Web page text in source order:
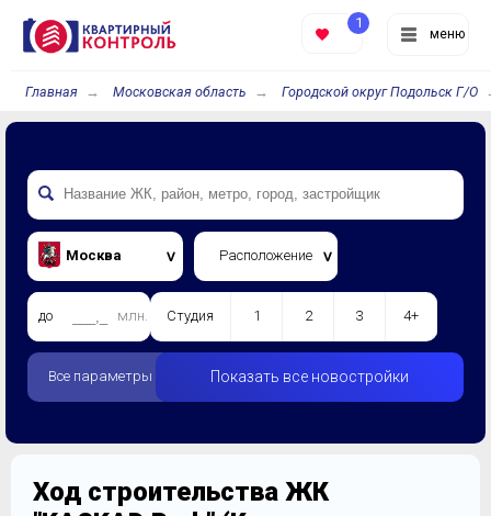
меню
1
Главная Московская область Городской округ Подольск Г/О
Москва Расположение
до млн. Студия 1 2 3 4+
Все параметры Показать все новостройки
Ход строительства ЖК